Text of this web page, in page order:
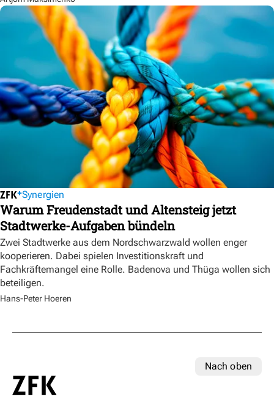
Synergien
Warum Freudenstadt und Altensteig jetzt
Stadtwerke-Aufgaben bündeln
Zwei Stadtwerke aus dem Nordschwarzwald wollen enger
kooperieren. Dabei spielen Investitionskraft und
Fachkräftemangel eine Rolle. Badenova und Thüga wollen sich
beteiligen.
Hans-Peter Hoeren
Nach oben